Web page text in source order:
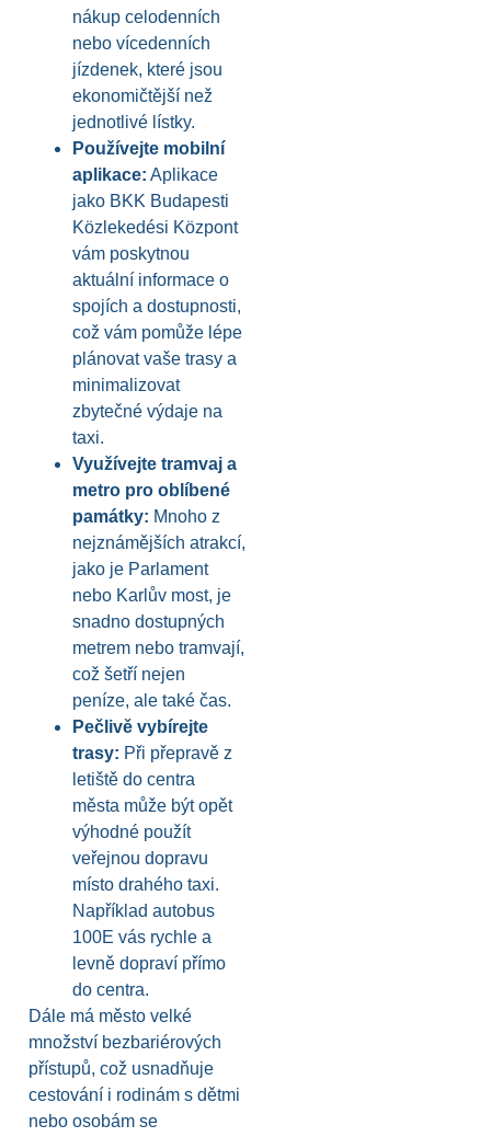
nákup celodenních
nebo vícedenních
jízdenek, které jsou
ekonomičtější než
jednotlivé lístky.
Používejte mobilní
aplikace: Aplikace
jako BKK Budapesti
Közlekedési Központ
vám poskytnou
aktuální informace o
spojích a dostupnosti,
což vám pomůže lépe
plánovat vaše trasy a
minimalizovat
zbytečné výdaje na
taxi.
Využívejte tramvaj a
metro pro oblíbené
památky: Mnoho z
nejznámějších atrakcí,
jako je Parlament
nebo Karlův most, je
snadno dostupných
metrem nebo tramvají,
což šetří nejen
peníze, ale také čas.
Pečlivě vybírejte
trasy: Při přepravě z
letiště do centra
města může být opět
výhodné použít
veřejnou dopravu
místo drahého taxi.
Například autobus
100E vás rychle a
levně dopraví přímo
do centra.
Dále má město velké
množství bezbariérových
přístupů, což usnadňuje
cestování i rodinám s dětmi
nebo osobám se